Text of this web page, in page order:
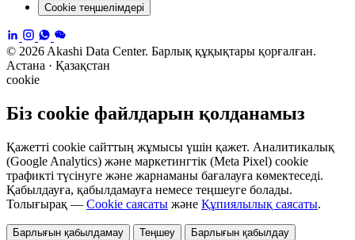
Cookie теңшелімдері
© 2026 Akashi Data Center. Барлық құқықтары қорғалған.
Астана · Қазақстан
cookie
Біз cookie файлдарын қолданамыз
Қажетті cookie сайттың жұмысы үшін қажет. Аналитикалық
(Google Analytics) және маркетингтік (Meta Pixel) cookie
трафикті түсінуге және жарнаманы бағалауға көмектеседі.
Қабылдауға, қабылдамауға немесе теңшеуге болады.
Толығырақ — Cookie саясаты және Құпиялылық саясаты.
Барлығын қабылдамау Теңшеу Барлығын қабылдау